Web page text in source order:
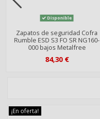
Disponible
Zapatos de seguridad Cofra
Rumble ESD S3 FO SR NG160-
000 bajos Metalfree
84,30 €
¡En oferta!